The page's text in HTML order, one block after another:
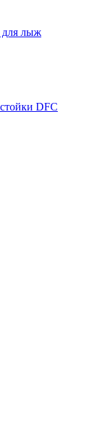
для лыж
DFC